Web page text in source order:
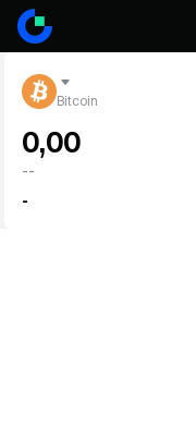
Bitcoin
0,00
--
-